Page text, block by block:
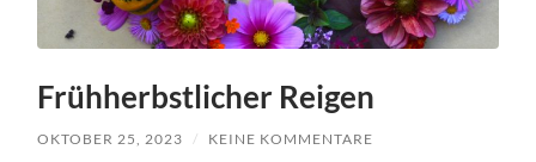
Frühherbstlicher Reigen
OKTOBER 25, 2023 / KEINE KOMMENTARE